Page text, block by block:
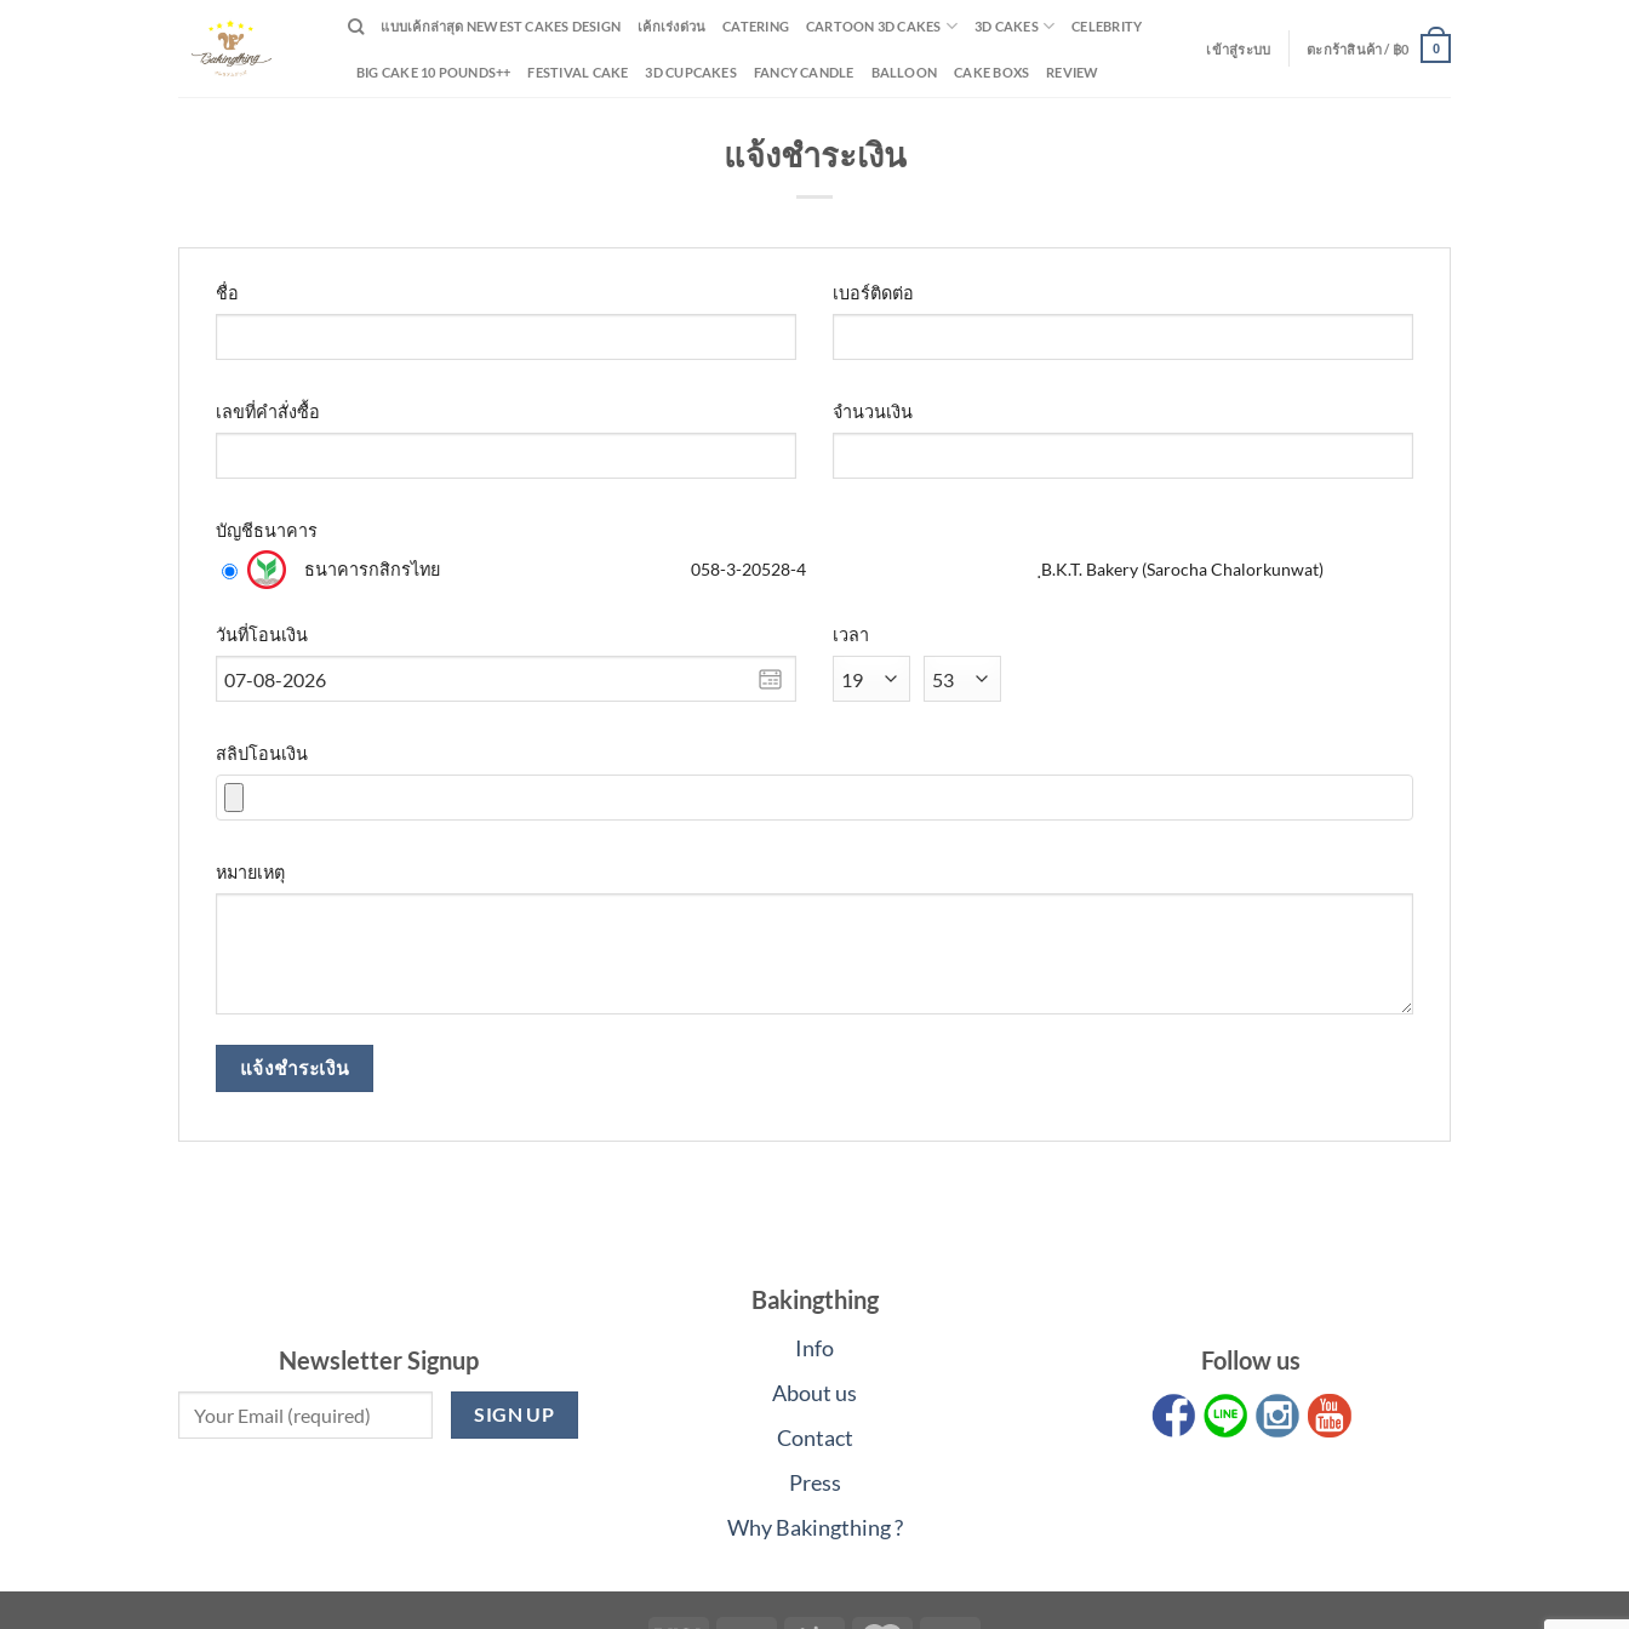
แบบเค้กล่าสุด NEWEST CAKES DESIGN เค้กเร่งด่วน CATERING CARTOON 3D CAKES 3D CAKES CELEBRITY
BIG CAKE 10 POUNDS++ FESTIVAL CAKE 3D CUPCAKES FANCY CANDLE BALLOON CAKE BOXS REVIEW
เข้าสู่ระบบ ตะกร้าสินค้า / ฿0 0
แจ้งชำระเงิน
ชื่อ เบอร์ติดต่อ
เลขที่คำสั่งซื้อ จำนวนเงิน
บัญชีธนาคาร
ธนาคารกสิกรไทย
058-3-20528-4 ฺB.K.T. Bakery (Sarocha Chalorkunwat)
วันที่โอนเงิน เวลา
สลิปโอนเงิน
หมายเหตุ
Newsletter Signup
Bakingthing
Info
About us
Contact
Press
Why Bakingthing ?
Follow us